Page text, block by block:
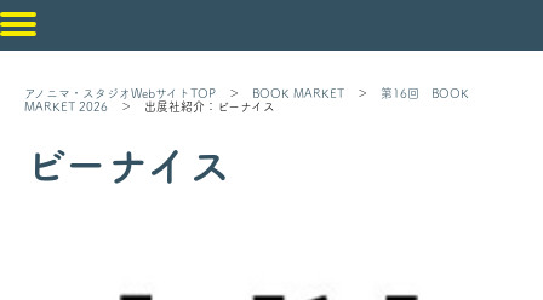
アノニマ・スタジオWebサイトTOP ＞ BOOK MARKET ＞ 第16回 BOOK
MARKET 2026 ＞ 出展社紹介：ビーナイス
ビーナイス